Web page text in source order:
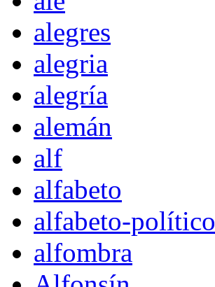
alegres
alegria
alegría
alemán
alf
alfabeto
alfabeto-político
alfombra